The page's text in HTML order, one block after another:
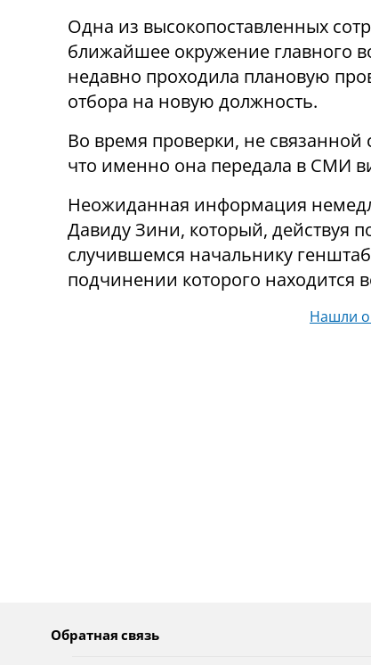
Одна из высокопоставленных
ближайшее окружение главного
недавно проходила плановую
отбора на новую должность.
Во время проверки, не связанной
что именно она передала в СМИ
Неожиданная информация
Давиду Зини, который, действуя
случившемся начальнику
подчинении которого находится
Нашли
Обратная связь